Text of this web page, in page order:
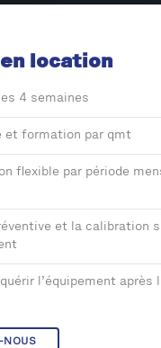
location
4 semaines
et formation par qmt
flexible par période
et la calibration
l’équipement après
NOUS